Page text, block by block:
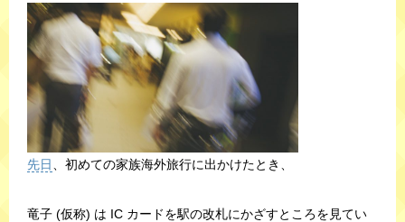
先日 、初めての家族海外旅行に出かけたとき、
竜子 (仮称) は IC カードを駅の改札にかざすところを見てい